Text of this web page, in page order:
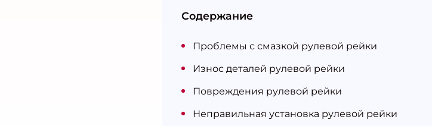
Содержание
Проблемы с смазкой рулевой рейки
Износ деталей рулевой рейки
Повреждения рулевой рейки
Неправильная установка рулевой рейки